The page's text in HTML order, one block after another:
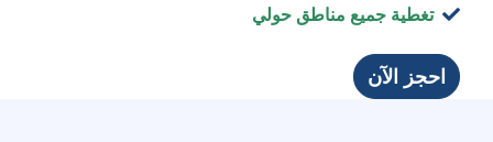
تغطية جميع مناطق حولي
احجز الآن